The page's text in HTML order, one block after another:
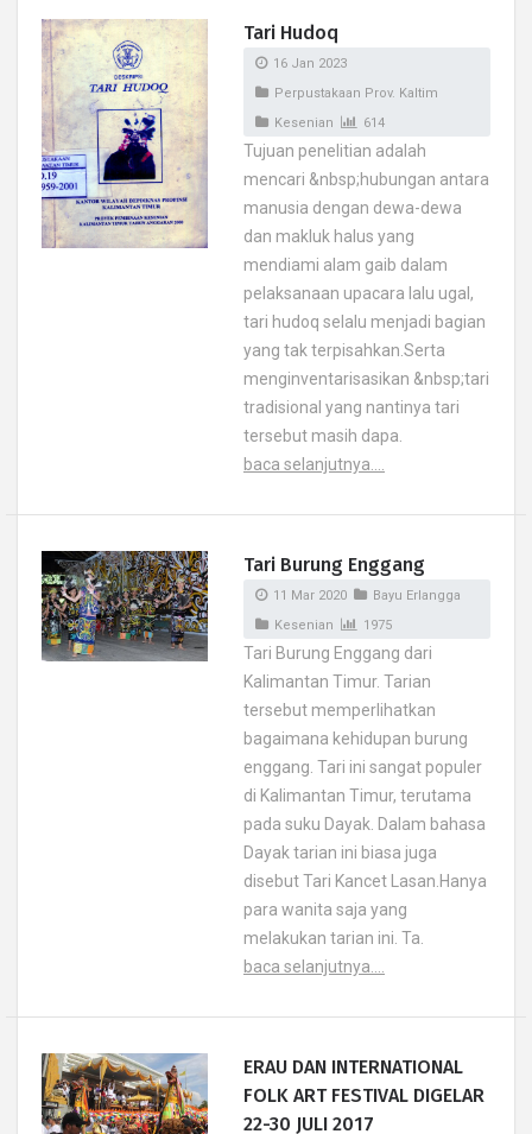
Tari Hudoq
16 Jan 2023
Perpustakaan Prov. Kaltim
Kesenian
614
Tujuan penelitian adalah
mencari &nbsp;hubungan antara
manusia dengan dewa-dewa
dan makluk halus yang
mendiami alam gaib dalam
pelaksanaan upacara lalu ugal,
tari hudoq selalu menjadi bagian
yang tak terpisahkan.Serta
menginventarisasikan &nbsp;tari
tradisional yang nantinya tari
tersebut masih dapa.
baca selanjutnya....
Tari Burung Enggang
11 Mar 2020
Bayu Erlangga
Kesenian
1975
Tari Burung Enggang dari
Kalimantan Timur. Tarian
tersebut memperlihatkan
bagaimana kehidupan burung
enggang. Tari ini sangat populer
di Kalimantan Timur, terutama
pada suku Dayak. Dalam bahasa
Dayak tarian ini biasa juga
disebut Tari Kancet Lasan.Hanya
para wanita saja yang
melakukan tarian ini. Ta.
baca selanjutnya....
ERAU DAN INTERNATIONAL
FOLK ART FESTIVAL DIGELAR
22-30 JULI 2017